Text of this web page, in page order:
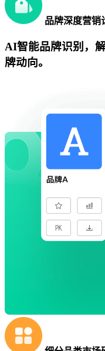
品牌深度营销
AI智能品牌识别，
牌动向。